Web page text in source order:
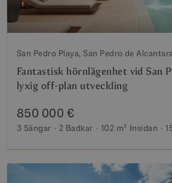
San Pedro Playa, San Pedro de
Fantastisk hörnlägenhet vid San
lyxig off-plan utveckling
850 000 €
3 Sängar 2 Badkar 102 m² Insidan